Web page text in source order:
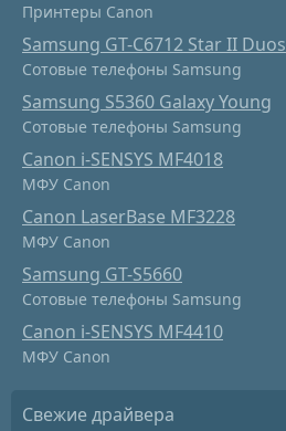
Принтеры Canon
Samsung GT-C6712 Star II Duos
Сотовые телефоны Samsung
Samsung S5360 Galaxy Young
Сотовые телефоны Samsung
Canon i-SENSYS MF4018
МФУ Canon
Canon LaserBase MF3228
МФУ Canon
Samsung GT-S5660
Сотовые телефоны Samsung
Canon i-SENSYS MF4410
МФУ Canon
Свежие драйвера